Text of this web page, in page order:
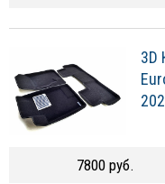
3D
7800 руб.